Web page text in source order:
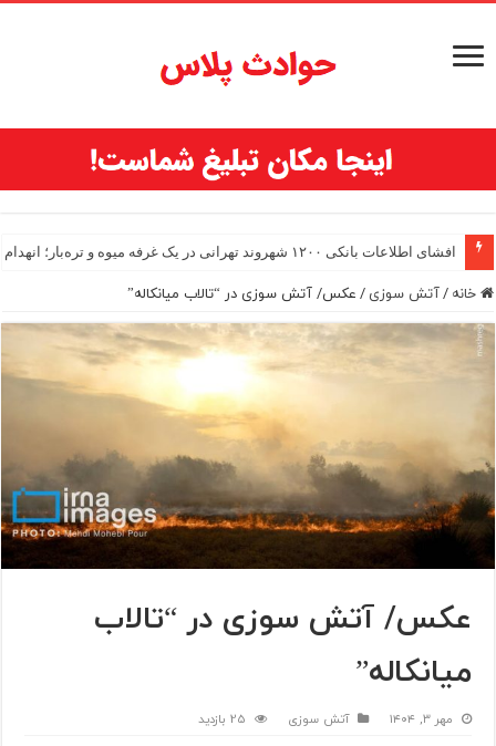
افشای اطلاعات بانکی ۱۲۰۰ شهروند تهرانی در یک غرفه میوه و تره‌بار؛ انهدام باند اسکیمرها
خانه/آتش سوزی/عکس/ آتش سوزی در “تالاب میانکاله”
عکس/ آتش سوزی در “تالاب
میانکاله”
مهر ۳, ۱۴۰۴ آتش سوزی 25 بازدید